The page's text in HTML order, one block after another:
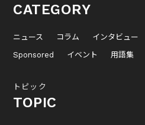
CATEGORY
ニュース コラム インタビュー
Sponsored
イベント 用語集
トピック
TOPIC